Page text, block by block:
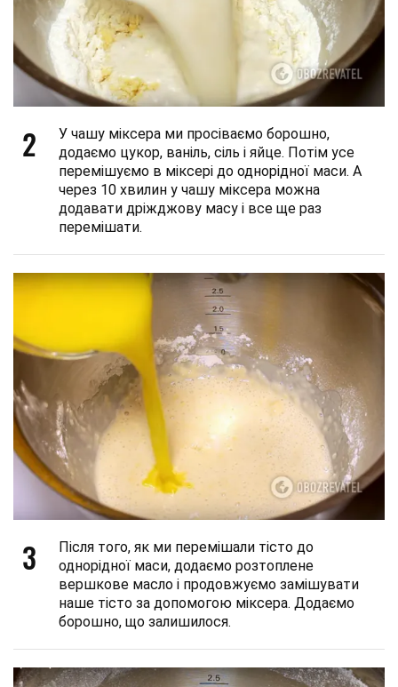
2
У чашу міксера ми просіваємо борошно,
додаємо цукор, ваніль, сіль і яйце. Потім усе
перемішуємо в міксері до однорідної маси. А
через 10 хвилин у чашу міксера можна
додавати дріжджову масу і все ще раз
перемішати.
3
Після того, як ми перемішали тісто до
однорідної маси, додаємо розтоплене
вершкове масло і продовжуємо замішувати
наше тісто за допомогою міксера. Додаємо
борошно, що залишилося.